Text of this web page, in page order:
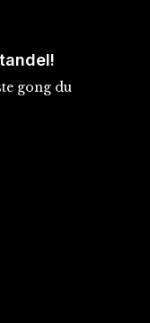
gong du